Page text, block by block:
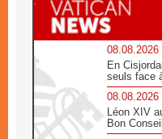
08.08.2026
En
seuls face
08.08.2026
Léon XIV
Bon